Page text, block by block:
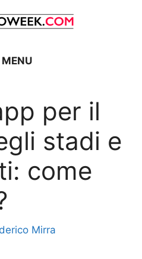
MENU
per il
stadi e
come
Mirra